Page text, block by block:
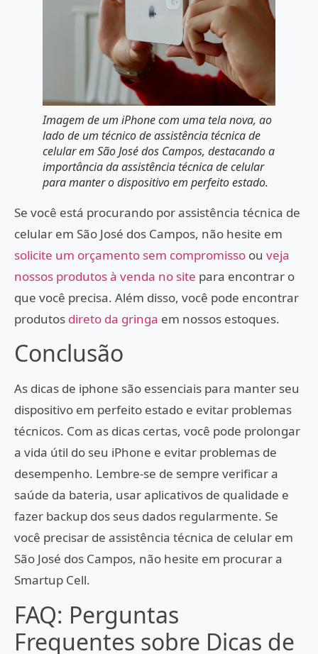
Imagem de um iPhone com uma tela nova, ao
lado de um técnico de assistência técnica de
celular em São José dos Campos, destacando a
importância da assistência técnica de celular
para manter o dispositivo em perfeito estado.
Se você está procurando por assistência técnica de
celular em São José dos Campos, não hesite em
solicite um orçamento sem compromisso ou veja
nossos produtos à venda no site para encontrar o
que você precisa. Além disso, você pode encontrar
produtos direto da gringa em nossos estoques.
Conclusão
As dicas de iphone são essenciais para manter seu
dispositivo em perfeito estado e evitar problemas
técnicos. Com as dicas certas, você pode prolongar
a vida útil do seu iPhone e evitar problemas de
desempenho. Lembre-se de sempre verificar a
saúde da bateria, usar aplicativos de qualidade e
fazer backup dos seus dados regularmente. Se
você precisar de assistência técnica de celular em
São José dos Campos, não hesite em procurar a
Smartup Cell.
FAQ: Perguntas
Frequentes sobre Dicas de